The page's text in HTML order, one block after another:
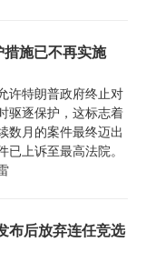
施已不再实施
许特朗普政府终止对
驱逐保护，这标志着
数月的案件最终迈出
已上诉至最高法院。
布后放弃连任竞选